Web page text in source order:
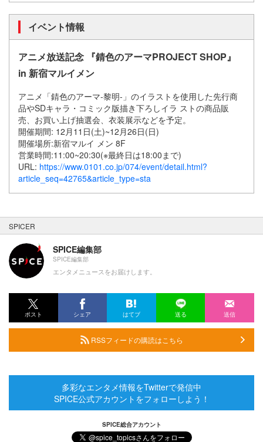
イベント情報
アニメ放送記念 『錆色のアーマPROJECT SHOP』
in 新宿マルイメン
アニメ「錆色のアーマ-黎明-」のイラストを使用した先行商
品やSDキャラ・コミック版描き下ろしイラ ストの商品販
売、お買い上げ抽選会、衣装展示などを予定。
開催期間: 12月11日(土)~12月26日(日)
開催場所:新宿マルイ メン 8F
営業時間:11:00~20:30(※最終日は18:00まで)
URL: https://www.0101.co.jp/074/event/detail.html?
article_seq=42765&article_type=sta
SPICER
SPICE編集部
SPICE編集部
エンタメニュースをお届けします。
ポスト シェア はてブ 送る 送信
RSSフィードの購読はこちら
多彩なエンタメ情報をTwitterで発信中
SPICE公式アカウントをフォローしよう！
SPICE総合アカウント